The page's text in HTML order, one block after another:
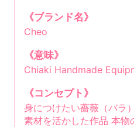
《ブランド名》
Cheo
《意味》
Chiaki Handmade
《コンセプト》
身につけたい薔薇（バラ
素材を活かした作品 本物